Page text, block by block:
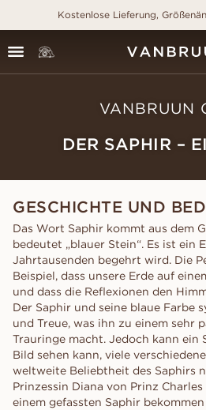
Kostenlose Lieferung,
VANBRUUN
DER SAPHIR –
GESCHICHTE UND
Das Wort Saphir kommt aus dem
bedeutet „blauer Stein“. Es ist ein
Jahrtausenden begehrt wird. Die
Beispiel, dass unsere Erde auf
und dass die Reflexionen den
Der Saphir und seine blaue Farbe
und Treue, was ihn zu einem sehr
Trauringe macht. Jedoch kann ein
Bild sehen kann, viele
weltweite Beliebtheit des Saphirs
Prinzessin Diana von Prinz
einem gefassten Saphir